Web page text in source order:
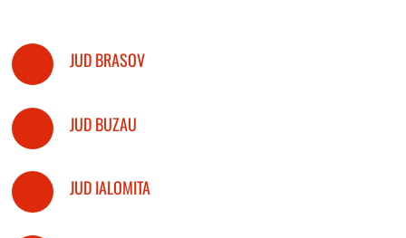
JUD BRASOV
JUD BUZAU
JUD IALOMITA